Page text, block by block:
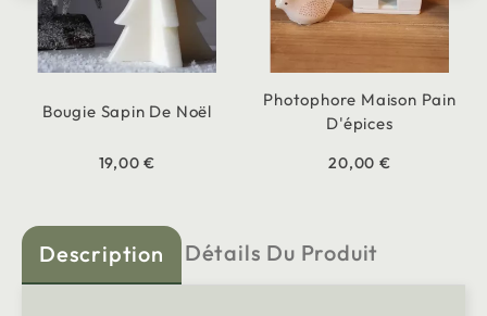
Bougie Sapin De Noël
19,00 €
Photophore Maison Pain
D'épices
20,00 €
Description Détails Du Produit